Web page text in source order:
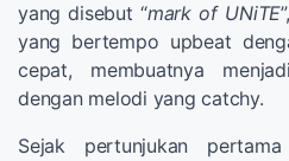
yang disebut “mark of UNiTE
yang bertempo upbeat
cepat, membuatnya
dengan melodi yang catchy.
Sejak pertunjukan